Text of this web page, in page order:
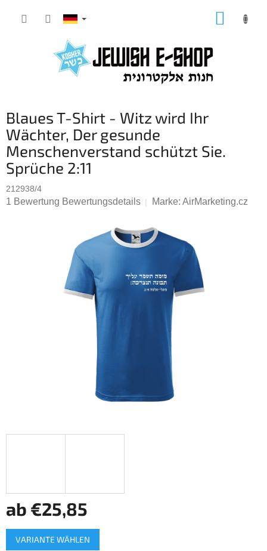
Inhalt
Blaues T-Shirt - Witz wird Ihr
Wächter, Der gesunde
Menschenverstand schützt Sie.
Sprüche 2:11
212938/4
Die
1 Bewertung Bewertungsdetails Marke: AirMarketing.cz
ab €25,85
Verkaufspreis:
VARIANTE WÄHLEN